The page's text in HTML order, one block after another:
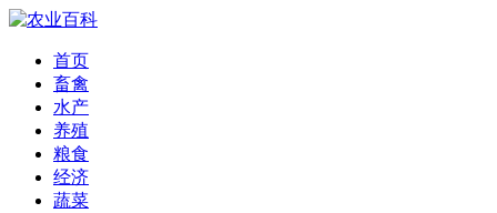
首页
畜禽
水产
养殖
粮食
经济
蔬菜